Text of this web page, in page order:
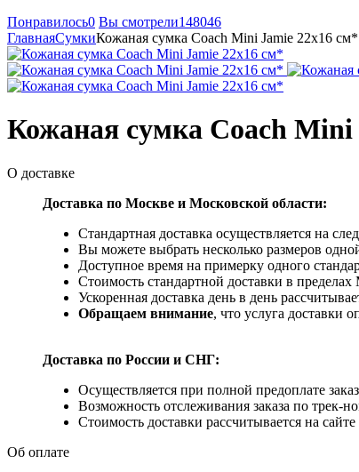
Понравилось0 Вы смотрели148046
ГлавнаяСумкиКожаная сумка Coach Mini Jamie 22x16 см*
Кожаная сумка Coach Mini
О доставке
Доставка по Москве и Московской области:
Стандартная доставка осуществляется на
Вы можете выбрать несколько размеров
Доступное время на примерку одного
Стоимость стандартной доставки в
Ускоренная доставка день в день
Обращаем внимание, что услуга доставки
Доставка по России и СНГ:
Осуществляется при полной предоплате
Возможность отслеживания заказа по
Стоимость доставки рассчитывается на
Об оплате